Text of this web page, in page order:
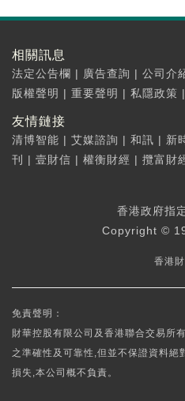
相關訊息
法定公告欄 | 廣告查詢 | 公司介
版權聲明 | 重要聲明 | 私隱政策 |
友情鏈接
清博智能 | 艾媒諮詢 | 和訊 | 新
刊
| 壹財信 | 權衡財經 | 攬富財
香港政府指
Copyright ©
香港
免責聲明：
財華控股有限公司及香港聯合交易所
之準確性及可靠性,但並不保證資料絕
損失,本公司概不負責。